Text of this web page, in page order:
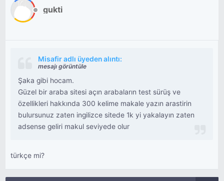
gukti
Misafir adlı üyeden alıntı:
mesajı görüntüle
Şaka gibi hocam.
Güzel bir araba sitesi açın arabaların test sürüş ve
özellikleri hakkında 300 kelime makale yazın arastirin
bulursunuz zaten ingilizce sitede 1k yi yakalayın zaten
adsense geliri makul seviyede olur
türkçe mi?